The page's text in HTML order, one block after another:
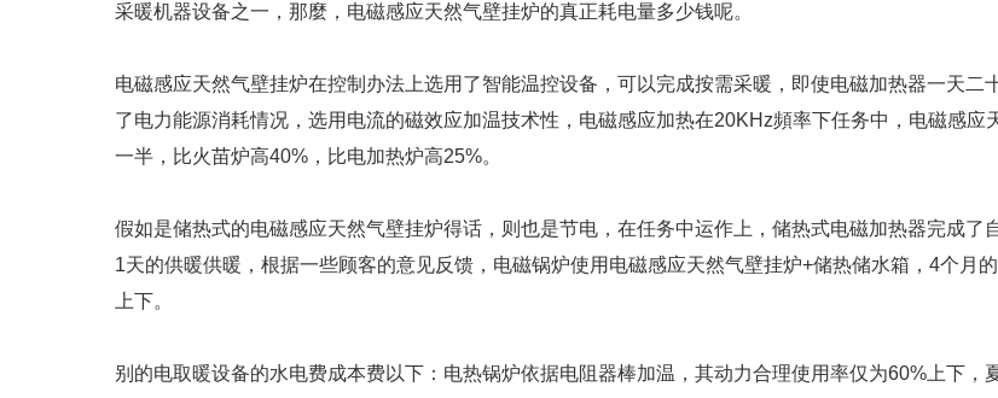
采暖机器设备之一，那麼，电磁感应天然气壁挂炉的真正耗电量多少钱呢。
电磁感应天然气壁挂炉在控制办法上选用了智能温控设备，可以完成按需采暖，即使电磁加热器一天
了电力能源消耗情况，选用电流的磁效应加温技术性，电磁感应加热在20KHz頻率下任务中，电磁感
一半，比火苗炉高40%，比电加热炉高25%。
假如是储热式的电磁感应天然气壁挂炉得话，则也是节电，在任务中运作上，储热式电磁加热器完成
1天的供暖供暖，根据一些顾客的意见反馈，电磁锅炉使用电磁感应天然气壁挂炉+储热储水箱，4个月
上下。
别的电取暖设备的水电费成本费以下：电热锅炉依据电阻器棒加温，其动力合理使用率仅为60%上下